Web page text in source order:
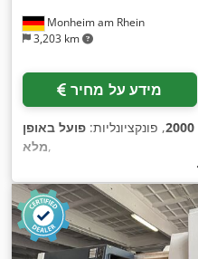
Monheim am Rhein
3,203 km
מידע על מחיר
2000, פונקציונליות: פועל באופן
מלא,